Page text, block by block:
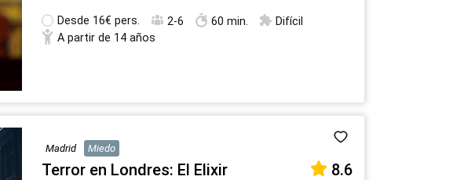
Desde 16€ pers. 2-6 60 min.
Difícil
A partir de 14 años
Madrid Miedo
Terror en Londres: El Elixir 8.6